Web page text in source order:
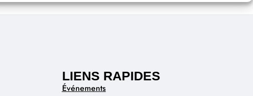
LIENS RAPIDES
Événements